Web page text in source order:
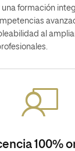
formación
al
100%